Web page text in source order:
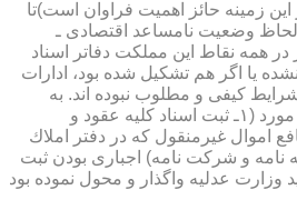
اسناد و املاك ۱۳۱۰ در این زمینه حائز اهمیت فراوان است)تا
وضعیت نامساعد اقتصادی ـ
در همه نقاط این مملكت دفاتر اسناد
یا اگر هم تشكیل شده بود، ادارات
كیفی و مطلوب نبوده اند. به
همین جهت قانونگذار در دو مورد (۱ـ ثبت اسناد كلیه عقود و
اموال غیرمنقول كه در دفتر املاك
هبه نامه و شركت نامه) اجباری بودن ثبت
وزارت عدلیه واگذار و محول نموده بود